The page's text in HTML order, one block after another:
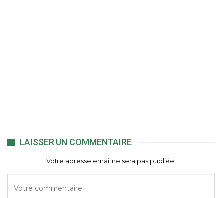
LAISSER UN COMMENTAIRE
Votre adresse email ne sera pas publiée.